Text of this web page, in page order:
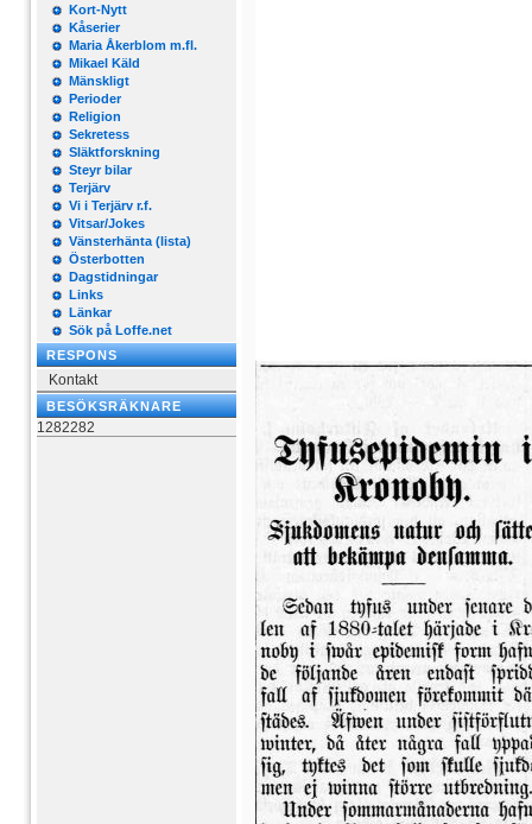
Kort-Nytt
Kåserier
Maria Åkerblom m.fl.
Mikael Käld
Mänskligt
Perioder
Religion
Sekretess
Släktforskning
Steyr bilar
Terjärv
Vi i Terjärv r.f.
Vitsar/Jokes
Vänsterhänta (lista)
Österbotten
Dagstidningar
Links
Länkar
Sök på Loffe.net
RESPONS
Kontakt
BESÖKSRÄKNARE
1282282